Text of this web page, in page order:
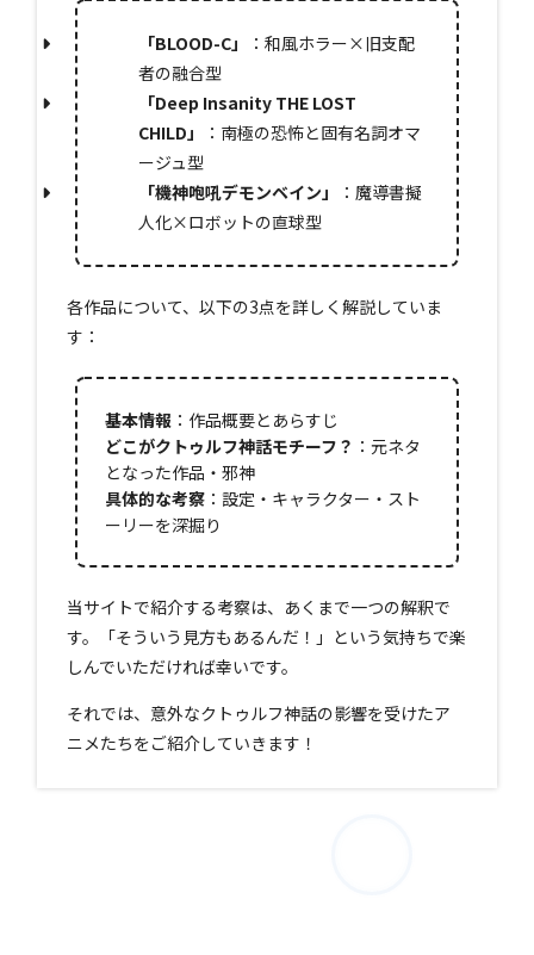
「BLOOD-C」
：和風ホラー×旧支配
者の融合型
「Deep Insanity THE LOST
CHILD」
：南極の恐怖と固有名詞オマ
ージュ型
「機神咆吼デモンベイン」
：魔導書擬
人化×ロボットの直球型
各作品について、以下の3点を詳しく解説していま
す：
基本情報 ：作品概要とあらすじ
どこがクトゥルフ神話モチーフ？ ：元ネタ
となった作品・邪神
具体的な考察 ：設定・キャラクター・スト
ーリーを深掘り
当サイトで紹介する考察は、あくまで一つの解釈で
す。「そういう見方もあるんだ！」という気持ちで楽
しんでいただければ幸いです。
それでは、意外なクトゥルフ神話の影響を受けたア
ニメたちをご紹介していきます！